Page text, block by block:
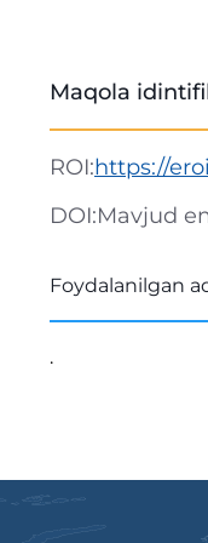
Maqola
ROI:https://
DOI:Mavjud
Foydalanilgan
.